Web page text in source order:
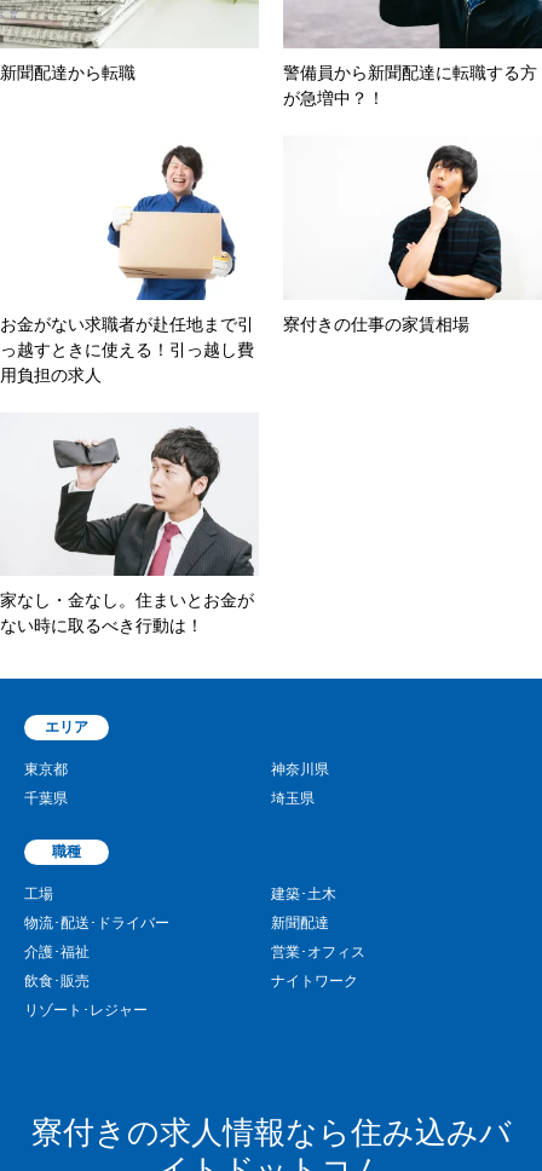
新聞配達から転職
警備員から新聞配達に転職する方
が急増中？！
お金がない求職者が赴任地まで引
っ越すときに使える！引っ越し費
用負担の求人
寮付きの仕事の家賃相場
家なし・金なし。住まいとお金が
ない時に取るべき行動は！
エリア
東京都
神奈川県
千葉県
埼玉県
職種
工場
建築･土木
物流･配送･ドライバー
新聞配達
介護･福祉
営業･オフィス
飲食･販売
ナイトワーク
リゾート･レジャー
寮付きの求人情報なら住み込みバ